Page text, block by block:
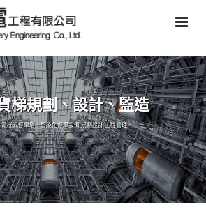
梯規劃、設計、監造
梯式停車塔、智能化停車設備,規劃設計,工程管理。